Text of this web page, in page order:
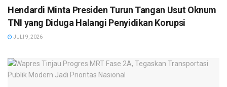
Hendardi Minta Presiden Turun Tangan Usut Oknum
TNI yang Diduga Halangi Penyidikan Korupsi
JULI 9, 2026